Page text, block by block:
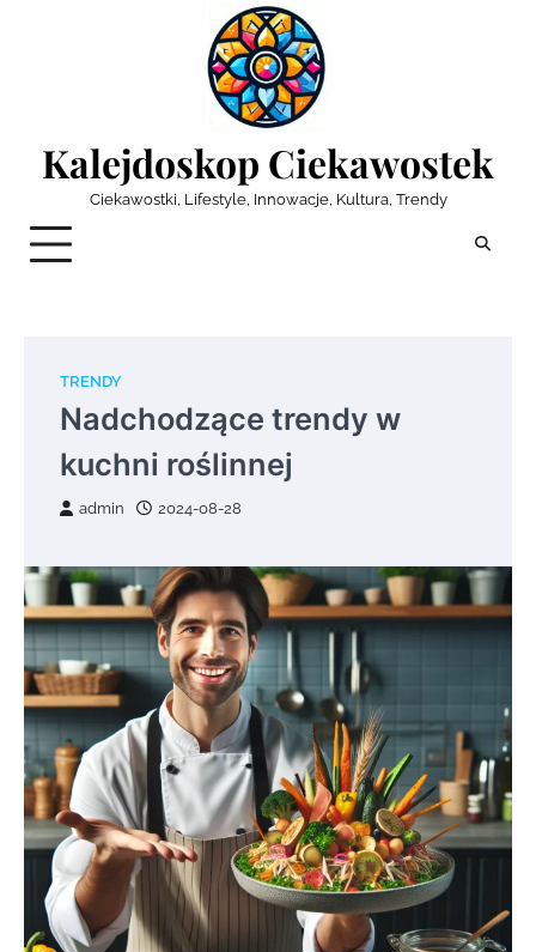
Kalejdoskop Ciekawostek
Ciekawostki, Lifestyle, Innowacje, Kultura, Trendy
TRENDY
Nadchodzące trendy w
kuchni roślinnej
admin 2024-08-28